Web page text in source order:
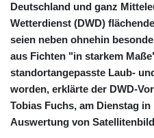
Deutschland und ganz
Wetterdienst (DWD)
seien neben ohnehin
aus Fichten "in starkem
standortangepasste Laub-
worden, erklärte der DWD-
Tobias Fuchs, am Dienstag
Auswertung von